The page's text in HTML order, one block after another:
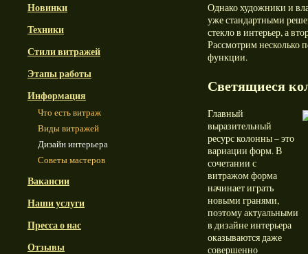
Новинки
Техники
Стили витражей
Этапы работы
Информация
Что есть витраж
Виды витражей
Дизайн интерьера
Советы мастеров
Вакансии
Наши услуги
Пресса о нас
Отзывы
Однако художники и
уже стандартными
стекло в интерьер, а
Рассмотрим несколько
функции.
Светящиеся
Главный
выразительный
ресурс колонны – это
вариации форм. В
сочетании с
витражом форма
начинает играть
новыми гранями,
поэтому актуальными
в дизайне интерьера
оказываются даже
совершенно